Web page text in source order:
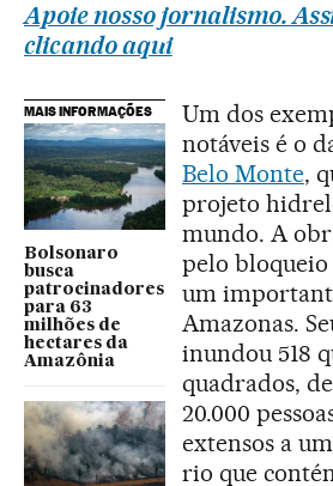
Apoie nosso jornalismo.
clicando aqui
MAIS INFORMAÇÕES
Bolsonaro
busca
patrocinadores
para 63
milhões de
hectares da
Amazônia
Um dos
notáveis é o
Belo Monte,
projeto
mundo. A
pelo
um
Amazonas.
inundou 518
quadrados,
20.000
extensos a
rio que